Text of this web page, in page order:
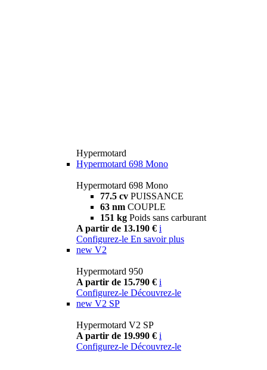
Hypermotard
Hypermotard 698 Mono
Hypermotard 698 Mono
77.5 cv PUISSANCE
63 nm COUPLE
151 kg Poids sans carburant
A partir de 13.190 € i
Configurez-le En savoir plus
new V2
Hypermotard 950
A partir de 15.790 € i
Configurez-le Découvrez-le
new V2 SP
Hypermotard V2 SP
A partir de 19.990 € i
Configurez-le Découvrez-le